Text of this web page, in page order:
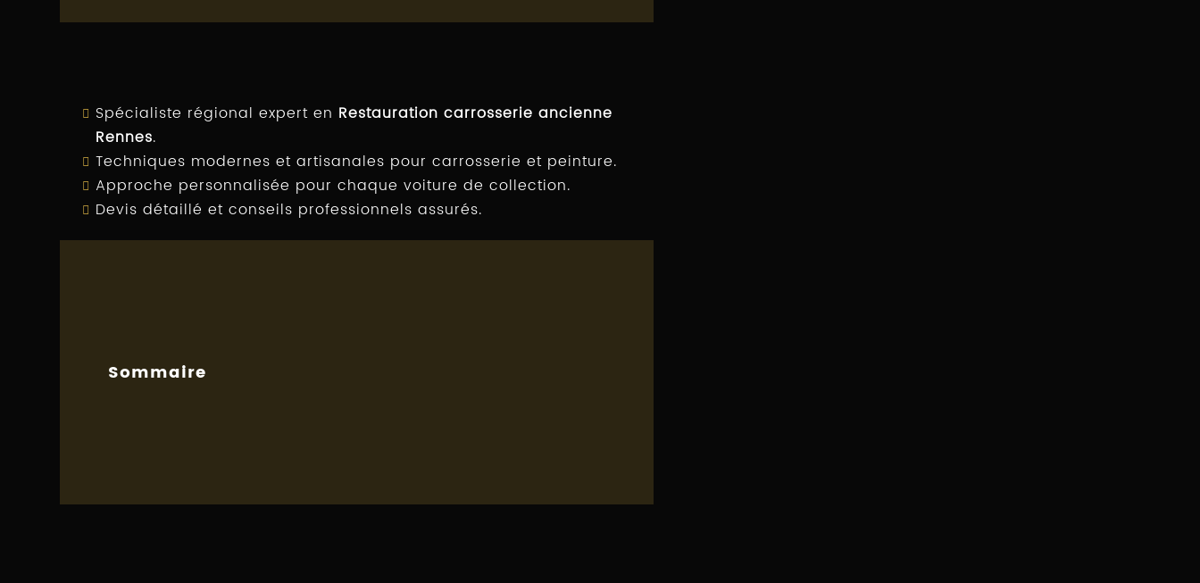
Spécialiste régional expert en Restauration carrosserie ancienne
Rennes.
Techniques modernes et artisanales pour carrosserie et peinture.
Approche personnalisée pour chaque voiture de collection.
Devis détaillé et conseils professionnels assurés.
Sommaire